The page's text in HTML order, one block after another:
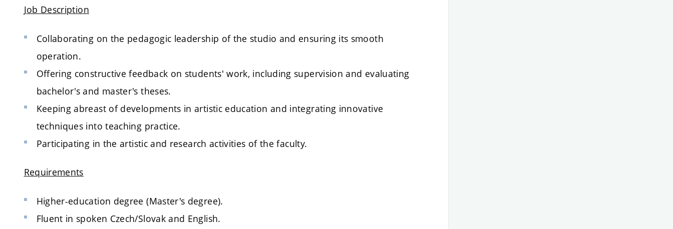
Job Description
Collaborating on the pedagogic leadership of the studio and ensuring its smooth
operation.
Offering constructive feedback on students' work, including supervisionand evaluating
bachelor's and master's theses.
Keeping abreast of developments in artistic education and integrating innovative
techniques into teaching practice.
Participating in the artistic and research activities of the faculty.
Requirements
Higher-education degree (Master's degree).
Fluent in spoken Czech/Slovak and English.